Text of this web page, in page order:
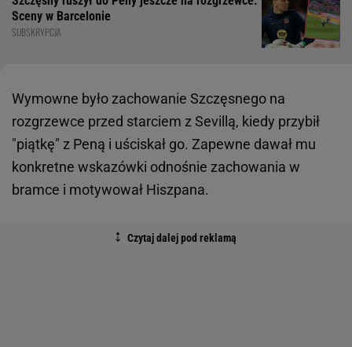
Sceny w Barcelonie
SUBSKRYPCJA
Wymowne było zachowanie Szczęsnego na
rozgrzewce przed starciem z Sevillą, kiedy przybił
"piątkę" z Peną i uściskał go. Zapewne dawał mu
konkretne wskazówki odnośnie zachowania w
bramce i motywował Hiszpana.